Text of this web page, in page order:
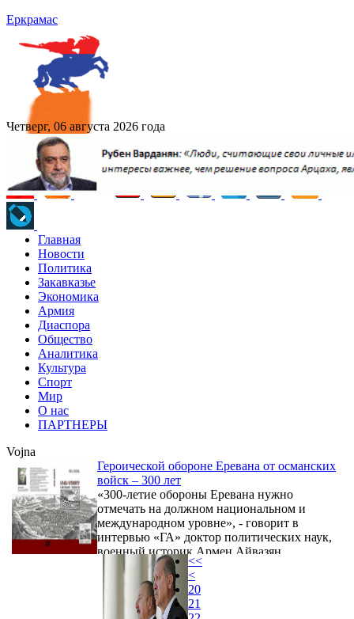
Еркрамас
Четверг, 06 августа 2026 года
Главная
Новости
Политика
Закавказье
Экономика
Армия
Диаспора
Общество
Аналитика
Культура
Спорт
Мир
О нас
ПАРТНЕРЫ
Vojna
Героической обороне Еревана от османских
войск – 300 лет
«300-летие обороны Еревана нужно
отмечать на должном национальном и
международном уровне», - говорит в
интервью «ГА» доктор политических наук,
военный историк Армен Айвазян.
<<
<
20
21